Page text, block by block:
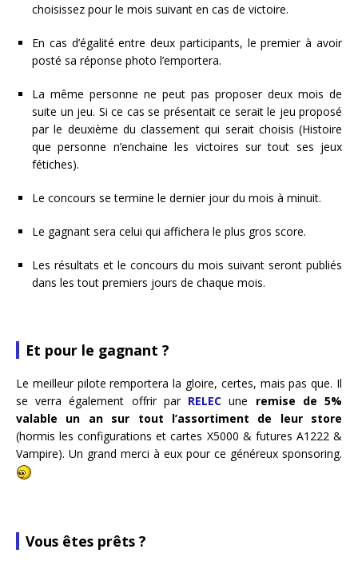
choisissez pour le mois suivant en cas de victoire.
En cas d’égalité entre deux participants, le premier à avoir
posté sa réponse photo l’emportera.
La même personne ne peut pas proposer deux mois de
suite un jeu. Si ce cas se présentait ce serait le jeu proposé
par le deuxième du classement qui serait choisis (Histoire
que personne n’enchaine les victoires sur tout ses jeux
fétiches).
Le concours se termine le dernier jour du mois à minuit.
Le gagnant sera celui qui affichera le plus gros score.
Les résultats et le concours du mois suivant seront publiés
dans les tout premiers jours de chaque mois.
Et pour le gagnant ?
Le meilleur pilote remportera la gloire, certes, mais pas que. Il
se verra également offrir par RELEC une remise de 5%
valable un an sur tout l’assortiment de leur store
(hormis les configurations et cartes X5000 & futures A1222 &
Vampire). Un grand merci à eux pour ce généreux sponsoring.
Vous êtes prêts ?